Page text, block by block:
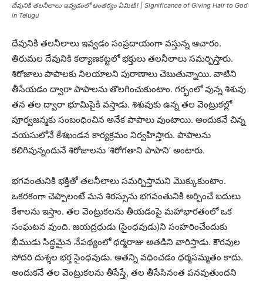
దేవునికి తలనీలాలు ఇవ్వడంలో ఆంతర్యం ఏమిటి.! | Significance of Giving Hair to God
in Telugu
దేవునికి తలనీలాలు ఇవ్వడం సంప్రదాయంగా వస్తున్న ఆచారం.
తిరుమల దేవునికి కల్యాణకట్టలో భక్తులు తలనీలాలు సమర్పిస్తారు.
శిరోజాలు పాపాలకు నిలయాలని పురాణాలు చెబుతున్నాయి. వాటిని
తీసేయడం ద్వారా పాపాలను తొలగించుకుంటాం. గర్భంలో వున్న శిశువు
తన తల ద్వారా భూమిపైకి వస్తాడు. శిశువుకు ఉన్న‌ తల వెంట్రుకల్లో
పూర్వజన్మకు సంబంధించిన అనేక పాపాలు వుంటాయి. అందుకనే చిన్న
వయసులోనే కేశఖండన కార్యక్రమం నిర్వహిస్తారు. పాపాలను
కలిగివున్నందునే శిరోజాలను ‘శిరోగతాని పాపాని’ అంటారు.
భగవంతునికి భక్తితో తలనీలాలు సమర్పిస్తామని మొక్కుకుంటాం.
ఒకరకంగా చెప్పాలంటే మన శిరస్సును భగవంతునికి అర్పించే బదులు
కేశాలను ఇస్తాం. తల వెంట్రుకలను తీయడంపై మహాభారతంలో ఒక
సంఘటన వుంది. జయద్రధుడు (సైంధవుడు)ని సంహరించేందుకు
భీముడు సిద్ధమైన నేపథ్యంలో ధర్మరాజు అతడిని వారిస్తాడు. కౌరవుల
సోదరి దుశ్శల భర్త సైంధవుడు. అతన్ని వధించడం ధర్మసమ్మతం కాదు.
అందుకనే తల వెంట్రుకలను తీసేస్తే, తల తీసేసినంత పనవుతుందని